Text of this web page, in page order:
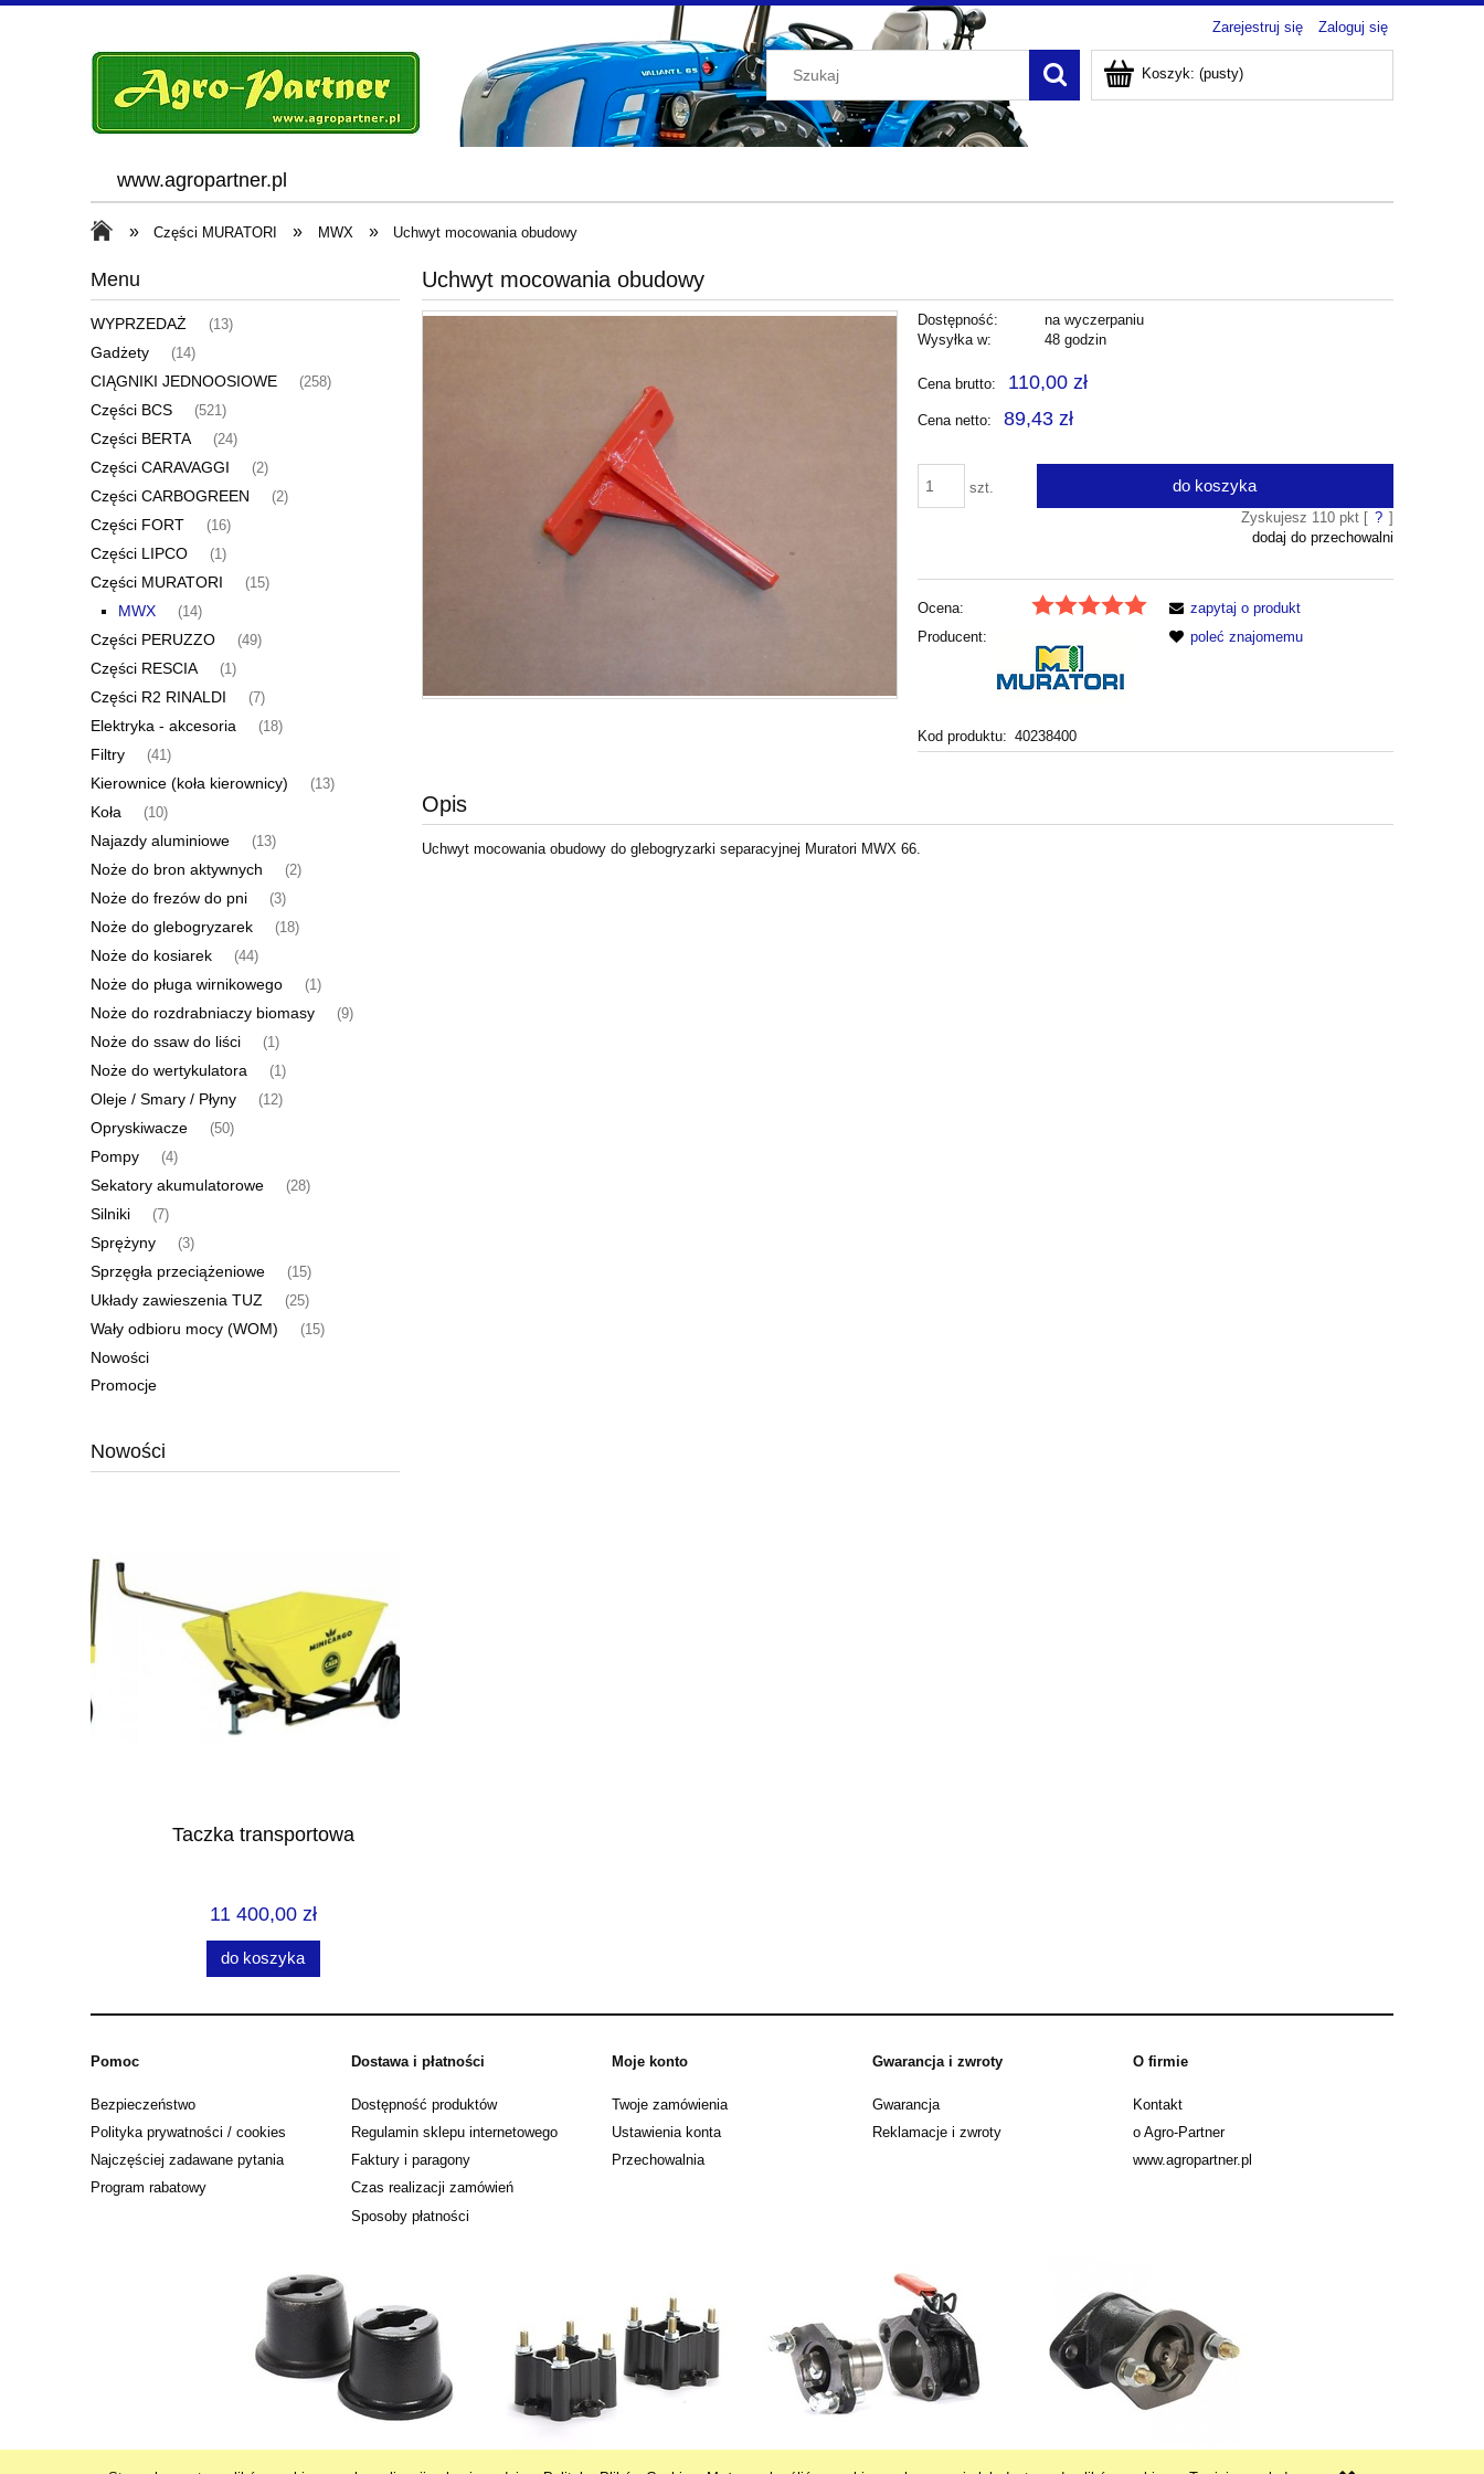
Zarejestruj się Zaloguj się
Koszyk: (pusty)
www.agropartner.pl
» Części MURATORI » MWX » Uchwyt mocowania obudowy
Menu
WYPRZEDAŻ (13)
Gadżety (14)
CIĄGNIKI JEDNOOSIOWE (258)
Części BCS (521)
Części BERTA (24)
Części CARAVAGGI (2)
Części CARBOGREEN (2)
Części FORT (16)
Części LIPCO (1)
Części MURATORI (15)
MWX (14)
Części PERUZZO (49)
Części RESCIA (1)
Części R2 RINALDI (7)
Elektryka - akcesoria (18)
Filtry (41)
Kierownice (koła kierownicy) (13)
Koła (10)
Najazdy aluminiowe (13)
Noże do bron aktywnych (2)
Noże do frezów do pni (3)
Noże do glebogryzarek (18)
Noże do kosiarek (44)
Noże do pługa wirnikowego (1)
Noże do rozdrabniaczy biomasy (9)
Noże do ssaw do liści (1)
Noże do wertykulatora (1)
Oleje / Smary / Płyny (12)
Opryskiwacze (50)
Pompy (4)
Sekatory akumulatorowe (28)
Silniki (7)
Sprężyny (3)
Sprzęgła przeciążeniowe (15)
Układy zawieszenia TUZ (25)
Wały odbioru mocy (WOM) (15)
Nowości
Promocje
Nowości
Taczka transportowa
11 400,00 zł
do koszyka
Uchwyt mocowania obudowy
Dostępność:
na wyczerpaniu
Wysyłka w:
48 godzin
Cena brutto: 110,00 zł
Cena netto: 89,43 zł
szt. do koszyka
Zyskujesz 110pkt [ ? ]
dodaj do przechowalni
Ocena:
Producent:
Kod produktu: 40238400
zapytaj o produkt
poleć znajomemu
Opis
Uchwyt mocowania obudowy do glebogryzarki separacyjnej Muratori MWX 66.
Pomoc
Bezpieczeństwo
Polityka prywatności / cookies
Najczęściej zadawane pytania
Program rabatowy
Dostawa i płatności
Dostępność produktów
Regulamin sklepu internetowego
Faktury i paragony
Czas realizacji zamówień
Sposoby płatności
Moje konto
Twoje zamówienia
Ustawienia konta
Przechowalnia
Gwarancja i zwroty
Gwarancja
Reklamacje i zwroty
O firmie
Kontakt
o Agro-Partner
www.agropartner.pl